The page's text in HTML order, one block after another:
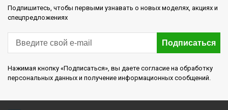
Подпишитесь, чтобы первыми узнавать о новых моделях, акциях и
спецпредложениях
Подписаться
Нажимая кнопку «Подписаться», вы даете согласие на обработку
персональных данных и получение информационных сообщений.